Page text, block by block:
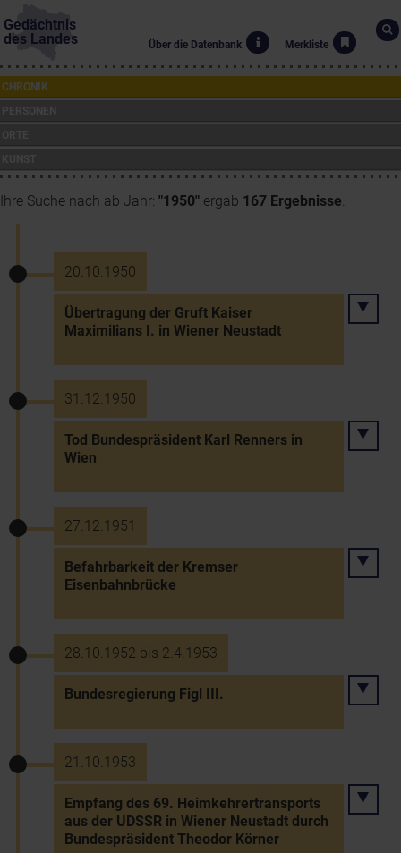
Gedächtnis
des Landes
Über die Datenbank Merkliste
CHRONIK
Ihre Suche nach ab Jahr: "1950" ergab 167 Ergebnisse.
20.10.1950
Übertragung der Gruft Kaiser
Maximilians I. in Wiener Neustadt
31.12.1950
Tod Bundespräsident Karl Renners in
Wien
27.12.1951
Befahrbarkeit der Kremser
Eisenbahnbrücke
28.10.1952 bis 2.4.1953
Bundesregierung Figl III.
21.10.1953
Empfang des 69. Heimkehrertransports
aus der UDSSR in Wiener Neustadt durch
Bundespräsident Theodor Körner